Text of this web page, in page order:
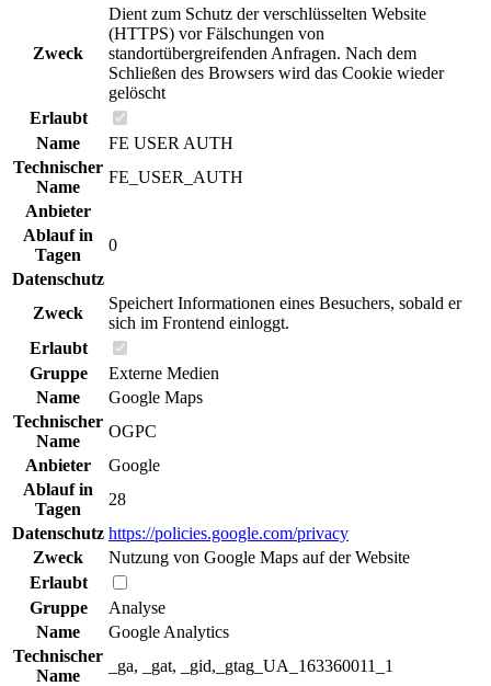
Zweck
Dient zum Schutz der verschlüsselten Website
(HTTPS) vor Fälschungen von
standortübergreifenden Anfragen. Nach dem
Schließen des Browsers wird das Cookie wieder
gelöscht
Erlaubt
Name
FE USER AUTH
Technischer
Name
FE_USER_AUTH
Anbieter
Ablauf in
Tagen
0
Datenschutz
Zweck
Speichert Informationen eines Besuchers, sobald er
sich im Frontend einloggt.
Erlaubt
Gruppe
Externe Medien
Name
Google Maps
Technischer
Name
OGPC
Anbieter
Google
Ablauf in
Tagen
28
Datenschutz https://policies.google.com/privacy
Zweck
Nutzung von Google Maps auf der Website
Erlaubt
Gruppe
Analyse
Name
Google Analytics
Technischer
Name
_ga, _gat, _gid,_gtag_UA_163360011_1